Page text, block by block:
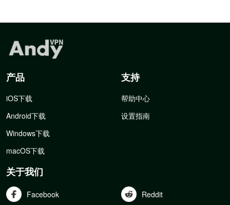
产品
iOS下载
Android下载
Windows下载
macOS下载
支持
帮助中心
设置指南
关于我们
Facebook Reddit